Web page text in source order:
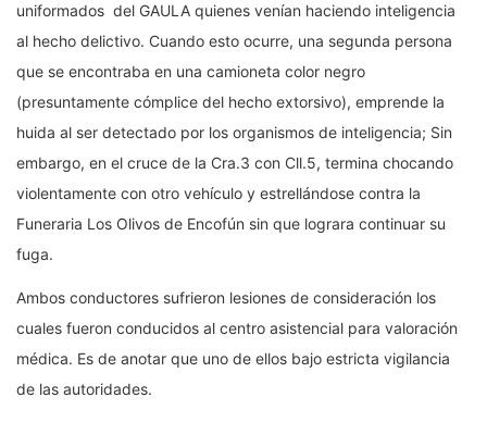
uniformados del GAULA quienes venían haciendo inteligencia
al hecho delictivo. Cuando esto ocurre, una segunda persona
que se encontraba en una camioneta color negro
(presuntamente cómplice del hecho extorsivo), emprende la
huida al ser detectado por los organismos de inteligencia; Sin
embargo, en el cruce de la Cra.3 con Cll.5, termina chocando
violentamente con otro vehículo y estrellándose contra la
Funeraria Los Olivos de Encofún sin que lograra continuar su
fuga.
Ambos conductores sufrieron lesiones de consideración los
cuales fueron conducidos al centro asistencial para valoración
médica. Es de anotar que uno de ellos bajo estricta vigilancia
de las autoridades.